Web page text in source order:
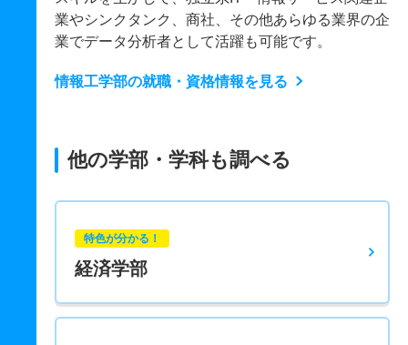
業やシンクタンク、商社、その他あらゆる業界の企
業でデータ分析者として活躍も可能です。
情報工学部の就職・資格情報を見る
他の学部・学科も調べる
特色が分かる！
経済学部